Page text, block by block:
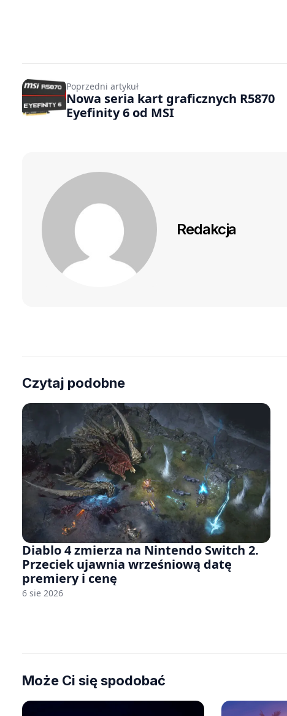
Poprzedni artykuł
Nowa seria kart graficznych R5870
Eyefinity 6 od MSI
Redakcja
Czytaj podobne
Diablo 4 zmierza na Nintendo Switch 2.
Przeciek ujawnia wrześniową datę
premiery i cenę
6 sie 2026
Może Ci się spodobać